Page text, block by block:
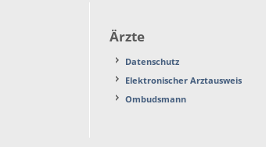
Ärzte
Datenschutz
Elektronischer Arztausweis
Ombudsmann